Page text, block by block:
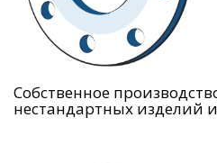
Собственное
нестандартных изделий